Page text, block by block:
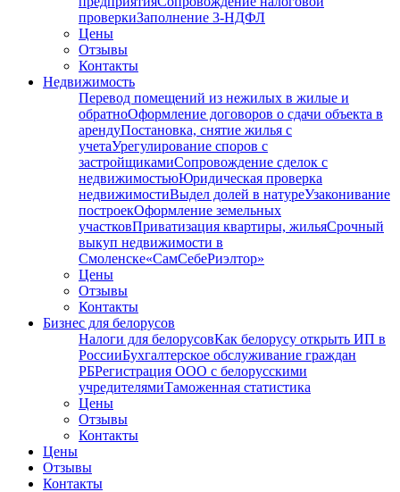
проверкиЗаполнение 3-НДФЛ
Цены
Отзывы
Контакты
Недвижимость
Перевод помещений из нежилых в жилые и
обратноОформление договоров о сдачи объекта в
арендуПостановка, снятие жилья с
учетаУрегулирование споров с
застройщикамиСопровождение сделок с
недвижимостьюЮридическая проверка
недвижимостиВыдел долей в натуреУзаконивание
построекОформление земельных
участковПриватизация квартиры, жильяСрочный
выкуп недвижимости в
Cмоленске«СамСебеРиэлтор»
Цены
Отзывы
Контакты
Бизнес для белорусов
Налоги для белорусовКак белорусу открыть ИП в
РоссииБухгалтерское обслуживание граждан
РБРегистрация ООО с белорусскими
учредителямиТаможенная статистика
Цены
Отзывы
Контакты
Цены
Отзывы
Контакты